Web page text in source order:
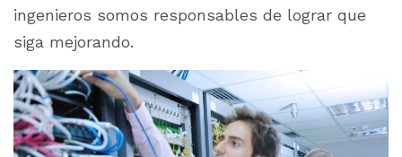
ingenieros somos responsables de lograr que
siga mejorando.